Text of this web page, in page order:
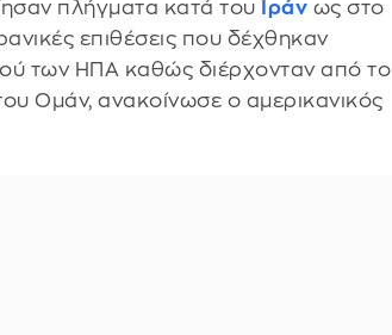
πλήγματα κατά του Ιράν ως στο
επιθέσεις που δέχθηκαν
των ΗΠΑ καθώς διέρχονταν από το
Ομάν, ανακοίνωσε ο αμερικανικός